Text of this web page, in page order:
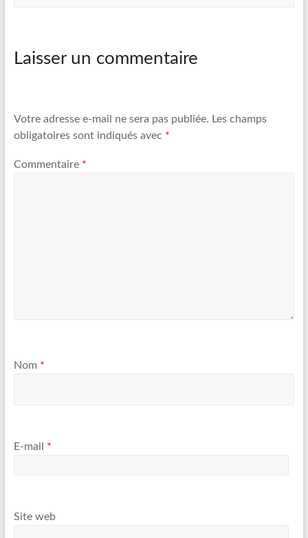
Laisser un commentaire
Votre adresse e-mail ne sera pas publiée. Les champs
obligatoires sont indiqués avec *
Commentaire *
Nom *
E-mail *
Site web